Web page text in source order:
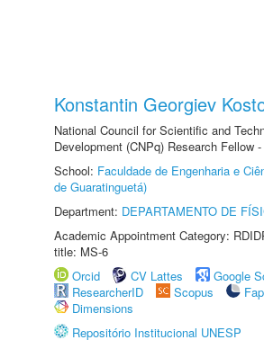
Konstantin Georgiev
National Council for Scientific and
Development (CNPq) Research Fellow
School: Faculdade de Engenharia e
de Guaratinguetá)
Department: DEPARTAMENTO DE
Academic Appointment Category:
title: MS-6
Orcid
CV Lattes
Google
ResearcherID
Scopus
Dimensions
Repositório Institucional UNESP